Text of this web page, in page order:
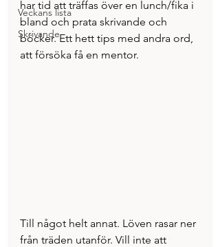
Veckans lista
Skrivande
har tid att träffas över en lunch/fika i
bland och prata skrivande och
böcker. Ett hett tips med andra ord,
att försöka få en mentor.
Till något helt annat. Löven rasar ner
från träden utanför. Vill inte att